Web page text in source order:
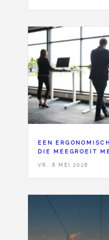
EEN
DIE MEEGROEIT
VR, 8 MEI 2026